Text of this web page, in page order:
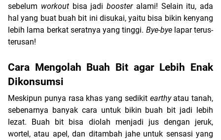
sebelum workout bisa jadi booster alami! Selain itu, ada
hal yang buat buah bit ini disukai, yaitu bisa bikin kenyang
lebih lama berkat seratnya yang tinggi. Bye-bye lapar terus-
terusan!
Cara Mengolah Buah Bit agar Lebih Enak
Dikonsumsi
Meskipun punya rasa khas yang sedikit earthy atau tanah,
sebenarnya banyak cara untuk bikin buah bit jadi lebih
lezat. Buah bit bisa diolah menjadi jus dengan jeruk,
wortel, atau apel, dan ditambah jahe untuk sensasi yang